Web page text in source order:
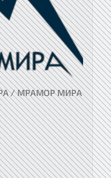
/ МРАМОР МИРА